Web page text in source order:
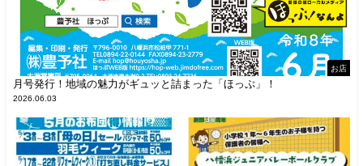
お店
月号発行！地域の魅力がギュッと詰まった「ほっぷ」！
2026.06.03